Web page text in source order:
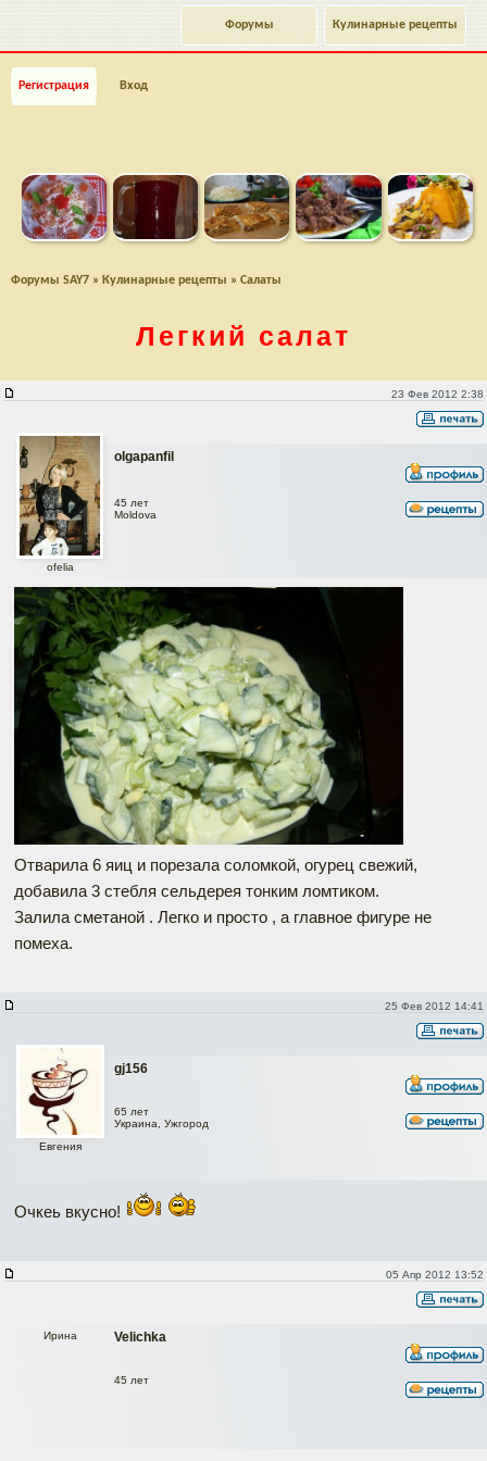
Кулинарные рецепты
Форумы
Регистрация Вход
Форумы SAY7 » Кулинарные рецепты » Салаты
Легкий салат
23 Фев 2012 2:38
olgapanfil
ofelia
45 лет
Moldova
Отварила 6 яиц и порезала соломкой, огурец свежий,
добавила 3 стебля сельдерея тонким ломтиком.
Залила сметаной . Легко и просто , а главное фигуре не
помеха.
25 Фев 2012 14:41
gj156
Евгения
65 лет
Украина, Ужгород
Очкеь вкусно!
05 Апр 2012 13:52
Velichka
Ирина
45 лет